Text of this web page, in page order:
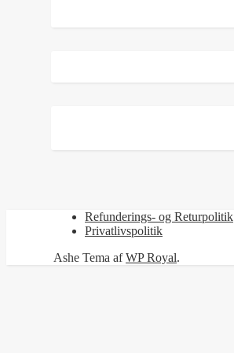
Refunderings- og Returpolitik
Privatlivspolitik
Ashe Tema afWP Royal.